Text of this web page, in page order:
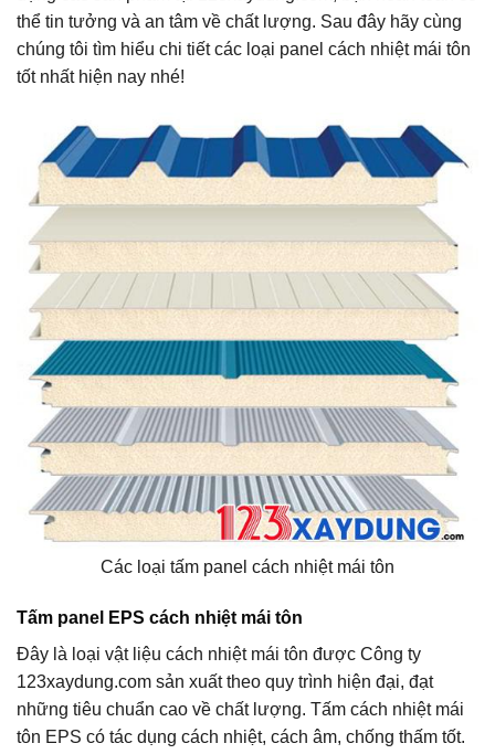
thể tin tưởng và an tâm về chất lượng. Sau đây hãy cùng
chúng tôi tìm hiểu chi tiết các loại panel cách nhiệt mái tôn
tốt nhất hiện nay nhé!
Các loại tấm panel cách nhiệt mái tôn
Tấm panel EPS cách nhiệt mái tôn
Đây là loại vật liệu cách nhiệt mái tôn được Công ty
123xaydung.com sản xuất theo quy trình hiện đại, đạt
những tiêu chuẩn cao về chất lượng. Tấm cách nhiệt mái
tôn EPS có tác dụng cách nhiệt, cách âm, chống thấm tốt.